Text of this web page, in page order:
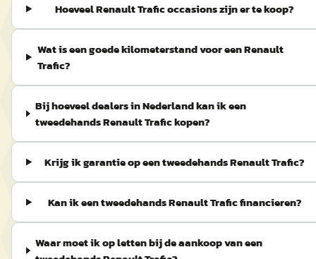
Hoeveel Renault Trafic occasions zijn er te koop?
Wat is een goede kilometerstand voor een Renault
Trafic?
Bij hoeveel dealers in Nederland kan ik een
tweedehands Renault Trafic kopen?
Krijg ik garantie op een tweedehands Renault Trafic?
Kan ik een tweedehands Renault Trafic financieren?
Waar moet ik op letten bij de aankoop van een